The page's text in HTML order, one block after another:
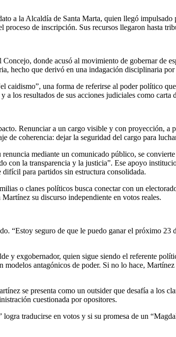
a la Alcaldía de Santa Marta, quien llegó
de inscripción. Sus recursos llegaron hasta
donde acusó al movimiento de gobernar de
hecho que derivó en una indagación disciplinaria
caidismo”, una forma de referirse al poder político
los resultados de sus acciones judiciales como carta
Renunciar a un cargo visible y con proyección, a
de coherencia: dejar la seguridad del cargo para
mediante un comunicado público, se
la transparencia y la justicia”. Ese apoyo
para partidos sin estructura consolidada.
o clanes políticos busca conectar con un
su discurso independiente en votos reales.
“Estoy seguro de que le puedo ganar el próximo 23
y exgobernador, quien sigue siendo el referente
antagónicos de poder. Si no lo hace,
se presenta como un outsider que desafía a los
cuestionada por opositores.
traducirse en votos y si su promesa de un